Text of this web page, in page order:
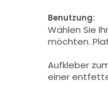
Benutzung:
Wählen Sie
möchten.
Aufkleber
einer